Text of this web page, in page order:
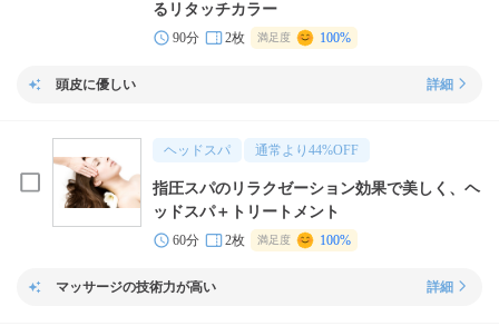
るリタッチカラー
90分 2枚 満足度 100%
頭皮に優しい 詳細
ヘッドスパ 通常より 44%OFF
指圧スパのリラクゼーション効果で美しく、ヘ
ッドスパ＋トリートメント
60分 2枚 満足度 100%
マッサージの技術力が高い 詳細